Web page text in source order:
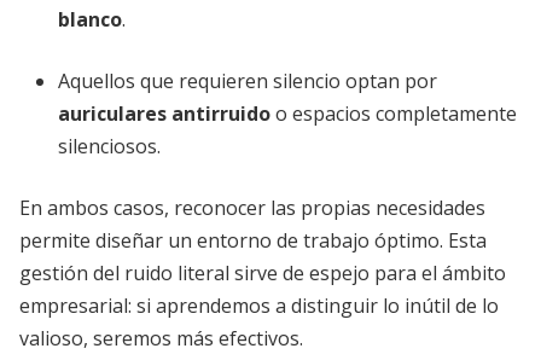
blanco.
Aquellos que requieren silencio optan por
auriculares antirruidoo espacios completamente
silenciosos.
En ambos casos, reconocer las propias necesidades
permite diseñar un entorno de trabajo óptimo. Esta
gestión del ruido literal sirve de espejo para el ámbito
empresarial: si aprendemos a distinguir lo inútil de lo
valioso, seremos más efectivos.